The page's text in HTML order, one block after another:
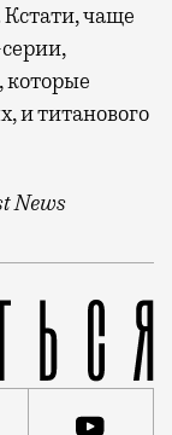
Кстати, чаще
, которые
и титанового
News
продаж